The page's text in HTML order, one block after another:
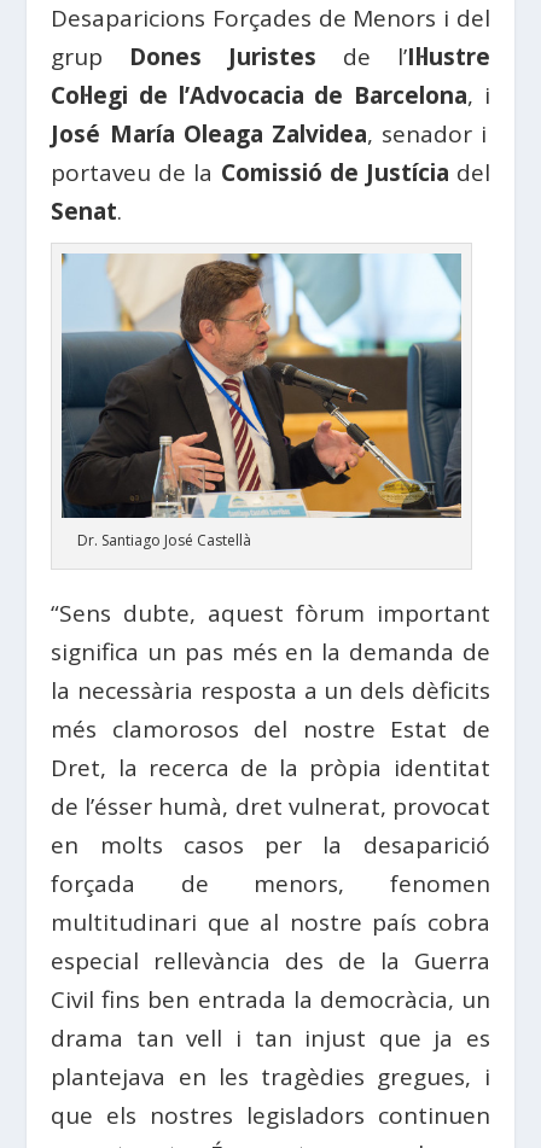
Desaparicions Forçades de Menors i del
grup Dones Juristes de l’Il·lustre
Col·legi de l’Advocacia de Barcelona, ​​i
José María Oleaga Zalvidea, senador i
portaveu de la Comissió de Justícia del
Senat.
Dr. Santiago José Castellà
“Sens dubte, aquest fòrum important
significa un pas més en la demanda de
la necessària resposta a un dels dèficits
més clamorosos del nostre Estat de
Dret, la recerca de la pròpia identitat
de l’ésser humà, dret vulnerat, provocat
en molts casos per la desaparició
forçada de menors, fenomen
multitudinari que al nostre país cobra
especial rellevància des de la Guerra
Civil fins ben entrada la democràcia, un
drama tan vell i tan injust que ja es
plantejava en les tragèdies gregues, i
que els nostres legisladors continuen